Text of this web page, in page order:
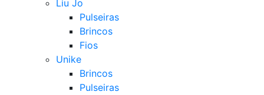
Liu Jo
Pulseiras
Brincos
Fios
Unike
Brincos
Pulseiras